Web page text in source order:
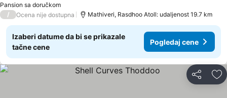
Pansion sa doručkom
/ Ocena nije dostupna Mathiveri, Rasdhoo Atoll: udaljenost 19.7 km
Izaberi datume da bi se prikazale
tačne cene
Pogledaj cene
Deli